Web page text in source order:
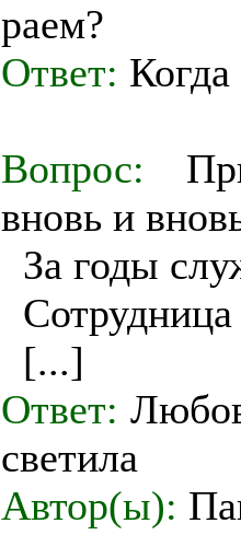
раем?
Ответ:
Вопрос:
вновь и
За годы
[...]
Ответ:
светила
Автор(ы):